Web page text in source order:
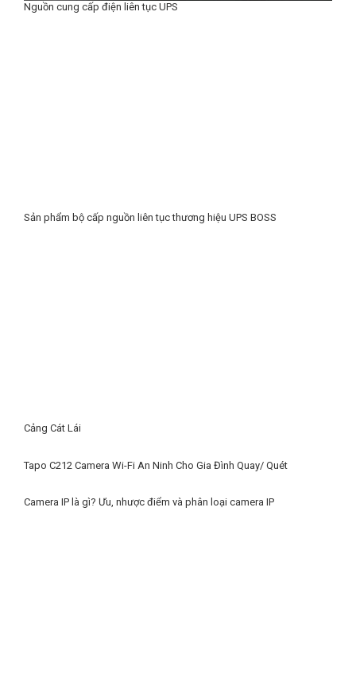
Nguồn cung cấp điện liên tục UPS
Sản phẩm bộ cấp nguồn liên tục thương hiệu UPS BOSS
Cảng Cát Lái
Tapo C212 Camera Wi-Fi An Ninh Cho Gia Đình Quay/ Quét
Camera IP là gì? Ưu, nhược điểm và phân loại camera IP